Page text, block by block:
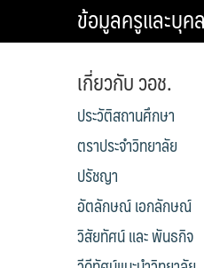
ข้อมูลครูและบุค
เกี่ยวกับ วอช.
ประวัติสถานศึกษา
ตราประจำวิทยาลัย
ปรัชญา
อัตลักษณ์ เอกลักษณ์
วิสัยทัศน์ และ พันธกิจ